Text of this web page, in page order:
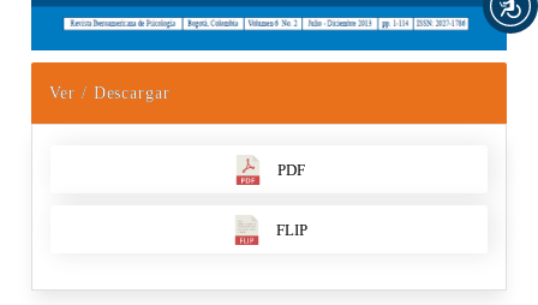
Ver / Descargar
PDF
FLIP